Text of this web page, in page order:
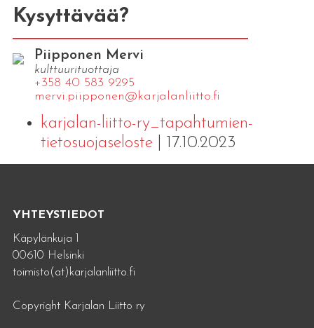
Kysyttävää?
Piipponen Mervi
kulttuurituottaja
+358 40 583 9295
mervi.​piipponen@​kar​jala​nlii​tto.​fi
karjalan-liitto-ry_tapahtumien-
tietosuojaseloste| 17.10.2023
YHTEYSTIEDOT
Käpylänkuja 1
00610 Helsinki
toimisto(at)karjalanliitto.fi
Copyright Karjalan Liitto ry